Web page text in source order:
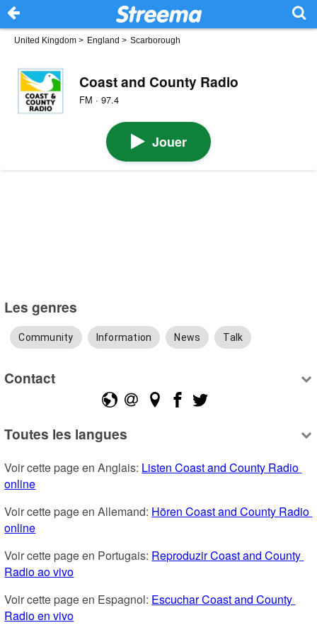
United Kingdom > England > Scarborough
Coast and County Radio
FM · 97.4
Jouer
Les genres
Community Information News Talk
Contact
Toutes les langues
Voir cette page en Anglais: Listen Coast and County Radio
online
Voir cette page en Allemand: Hören Coast and County Radio
online
Voir cette page en Portugais: Reproduzir Coast and County
Radio ao vivo
Voir cette page en Espagnol: Escuchar Coast and County
Radio en vivo